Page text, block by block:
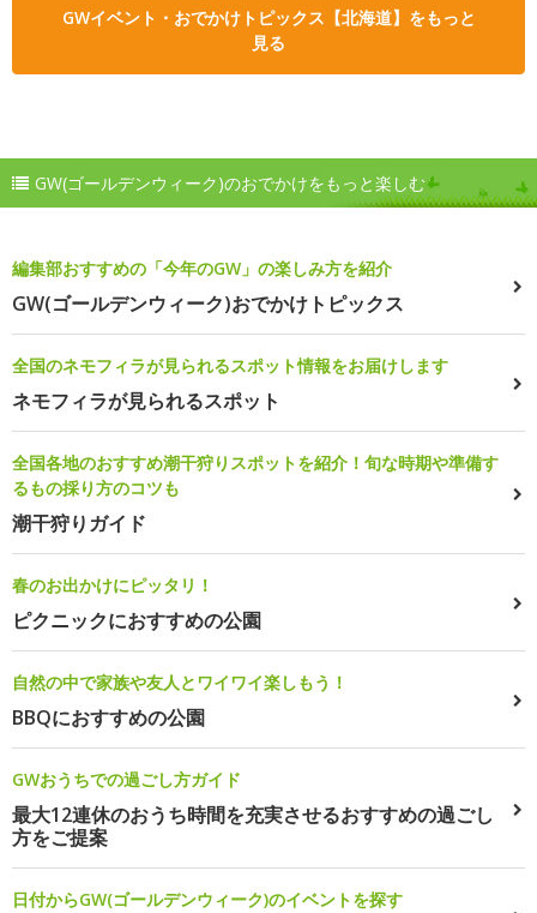
GWイベント・おでかけトピックス【北海道】をもっと
見る
GW(ゴールデンウィーク)のおでかけをもっと楽しむ
編集部おすすめの「今年のGW」の楽しみ方を紹介
GW(ゴールデンウィーク)おでかけトピックス
全国のネモフィラが見られるスポット情報をお届けします
ネモフィラが見られるスポット
全国各地のおすすめ潮干狩りスポットを紹介！旬な時期や準備す
るもの採り方のコツも
潮干狩りガイド
春のお出かけにピッタリ！
ピクニックにおすすめの公園
自然の中で家族や友人とワイワイ楽しもう！
BBQにおすすめの公園
GWおうちでの過ごし方ガイド
最大12連休のおうち時間を充実させるおすすめの過ごし
方をご提案
日付からGW(ゴールデンウィーク)のイベントを探す